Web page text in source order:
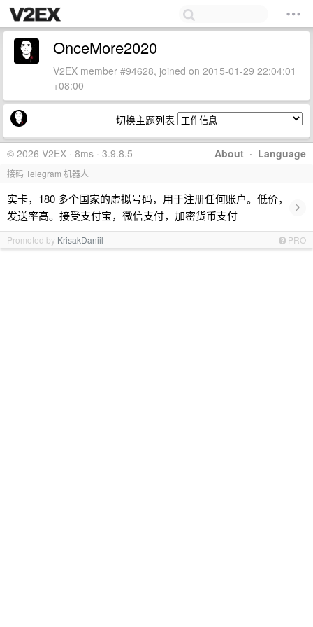
OnceMore2020
V2EX member #94628, joined on 2015-01-29 22:04:01
+08:00
切换主题列表
About · Language
© 2026 V2EX · 8ms · 3.9.8.5
接码 Telegram 机器人
实卡，180 多个国家的虚拟号码，用于注册任何账户。低价，
发送率高。接受支付宝，微信支付，加密货币支付
›
Promoted by KrisakDaniil PRO